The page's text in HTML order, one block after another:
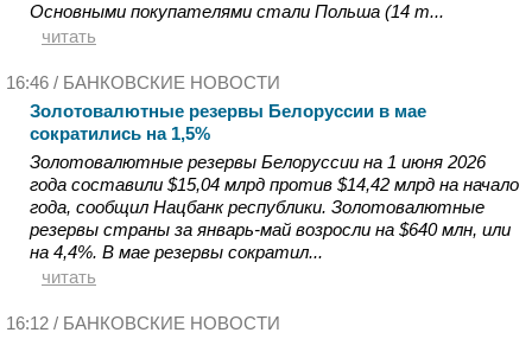
Основными покупателями стали Польша (14 т...
читать
16:46 / БАНКОВСКИЕ НОВОСТИ
Золотовалютные резервы Белоруссии в мае
сократились на 1,5%
Золотовалютные резервы Белоруссии на 1 июня 2026
года составили $15,04 млрд против $14,42 млрд на начало
года, сообщил Нацбанк республики. Золотовалютные
резервы страны за январь-май возросли на $640 млн, или
на 4,4%. В мае резервы сократил...
читать
16:12 / БАНКОВСКИЕ НОВОСТИ